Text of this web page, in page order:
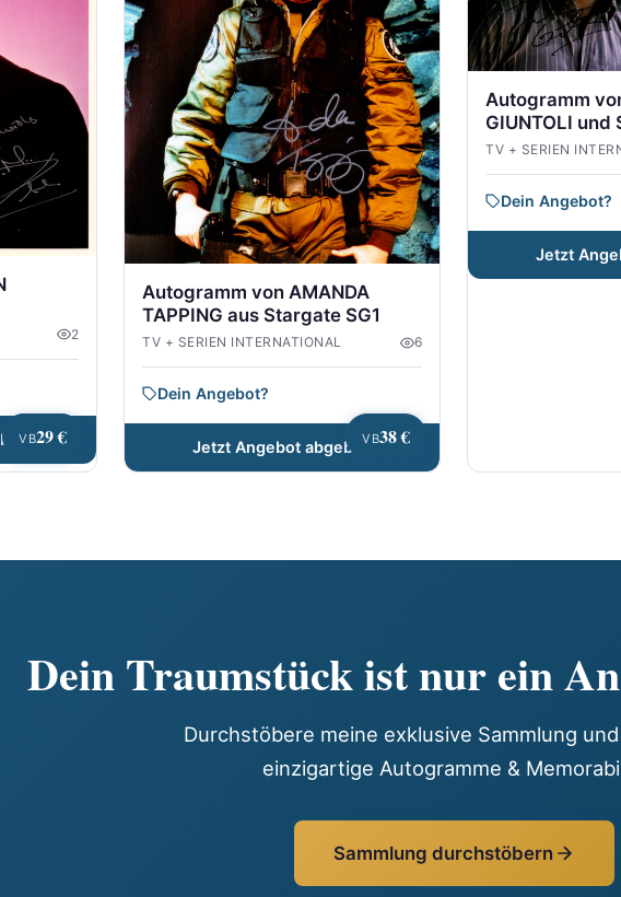
VB29 €
2
VB38 €
Autogramm von AMANDA
TAPPING aus Stargate SG1
TV + SERIEN INTERNATIONAL 6
Dein Angebot?
Jetzt Angebot abgeben
Autogramm
GIUNTOLI und
MITCHELL aus
TV + SERIEN
Dein Angebot?
Jetzt
Dein Traumstück ist nur ein
Durchstöbere meine exklusive Sammlung
einzigartige Autogramme &
Sammlung durchstöbern